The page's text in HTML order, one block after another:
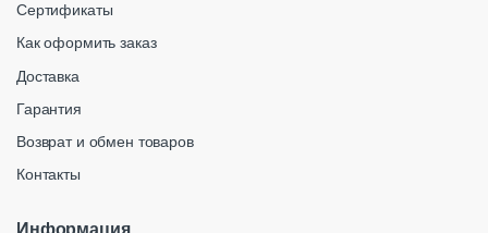
Сертификаты
Как оформить заказ
Доставка
Гарантия
Возврат и обмен товаров
Контакты